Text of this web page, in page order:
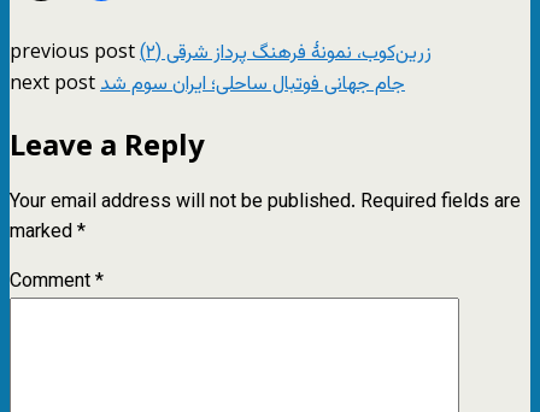
previous post زرین‌کوب، نمونۀ فرهنگ پرداز شرقی (۲)
next postجام جهانی فوتبال ساحلی؛ ایران سوم شد
Leave a Reply
Your email address will not be published. Required fields are
marked*
Comment*